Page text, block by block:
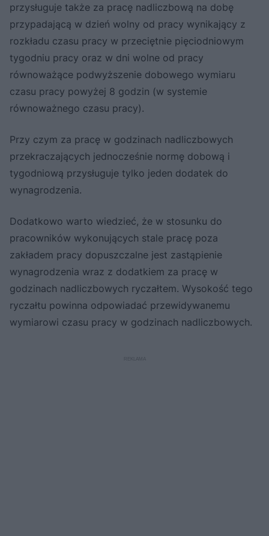
przysługuje także za pracę nadliczbową na dobę
przypadającą w dzień wolny od pracy wynikający z
rozkładu czasu pracy w przeciętnie pięciodniowym
tygodniu pracy oraz w dni wolne od pracy
równoważące podwyższenie dobowego wymiaru
czasu pracy powyżej 8 godzin (w systemie
równoważnego czasu pracy).
Przy czym za pracę w godzinach nadliczbowych
przekraczających jednocześnie normę dobową i
tygodniową przysługuje tylko jeden dodatek do
wynagrodzenia.
Dodatkowo warto wiedzieć, że w stosunku do
pracowników wykonujących stale pracę poza
zakładem pracy dopuszczalne jest zastąpienie
wynagrodzenia wraz z dodatkiem za pracę w
godzinach nadliczbowych ryczałtem. Wysokość tego
ryczałtu powinna odpowiadać przewidywanemu
wymiarowi czasu pracy w godzinach nadliczbowych.